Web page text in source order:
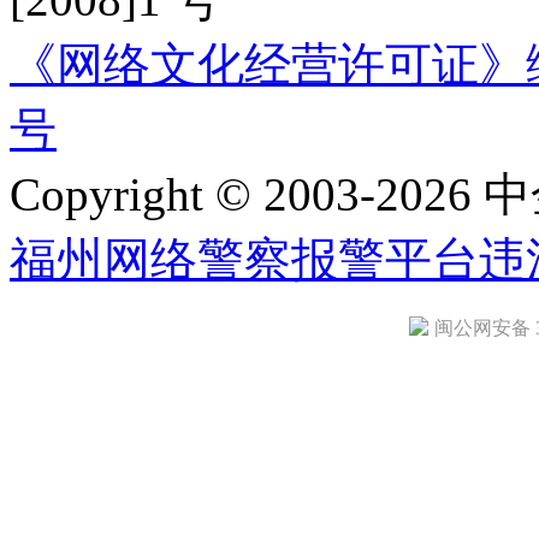
《网络文化经营许可证
号
Copyright © 2003-2026
福州网络警察报警平台违
闽公网安备